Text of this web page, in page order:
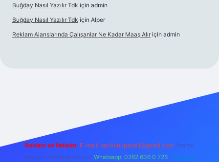
Buğday Nasıl Yazılır Tdk için admin
Buğday Nasıl Yazılır Tdk için Alper
Reklam Ajanslarında Çalışanlar Ne Kadar Maaş Alır için admin
Reklam ve İletişim: E-mail: backlinkpaneli@gmail.com Teams:
forumhizmeti@gmail.com Whatsapp: 0262 606 0 726 Telegram: